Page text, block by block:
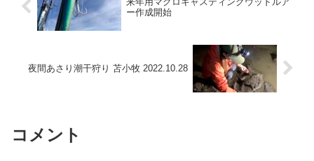
ー作成開始
夜間あさり潮干狩り 苫小牧 2022.10.28
コメント